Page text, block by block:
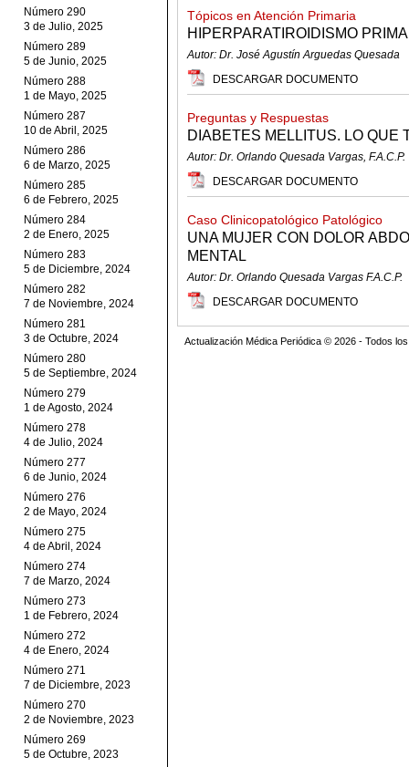
Número 290
3 de Julio, 2025
Número 289
5 de Junio, 2025
Número 288
1 de Mayo, 2025
Número 287
10 de Abril, 2025
Número 286
6 de Marzo, 2025
Número 285
6 de Febrero, 2025
Número 284
2 de Enero, 2025
Número 283
5 de Diciembre, 2024
Número 282
7 de Noviembre, 2024
Número 281
3 de Octubre, 2024
Número 280
5 de Septiembre, 2024
Número 279
1 de Agosto, 2024
Número 278
4 de Julio, 2024
Número 277
6 de Junio, 2024
Número 276
2 de Mayo, 2024
Número 275
4 de Abril, 2024
Número 274
7 de Marzo, 2024
Número 273
1 de Febrero, 2024
Número 272
4 de Enero, 2024
Número 271
7 de Diciembre, 2023
Número 270
2 de Noviembre, 2023
Número 269
5 de Octubre, 2023
Tópicos en Atención Primaria
HIPERPARATIROIDISMO
Autor: Dr. José Agustín Arguedas Quesada
DESCARGAR DOCUMENTO
Preguntas y Respuestas
DIABETES MELLITUS. LO QUE
Autor: Dr. Orlando Quesada Vargas, F.A.C.P.
DESCARGAR DOCUMENTO
Caso Clinicopatológico Patológico
UNA MUJER CON DOLOR
MENTAL
Autor: Dr. Orlando Quesada Vargas F.A.C.P.
DESCARGAR DOCUMENTO
Actualización Médica Periódica © 2026 - Todos